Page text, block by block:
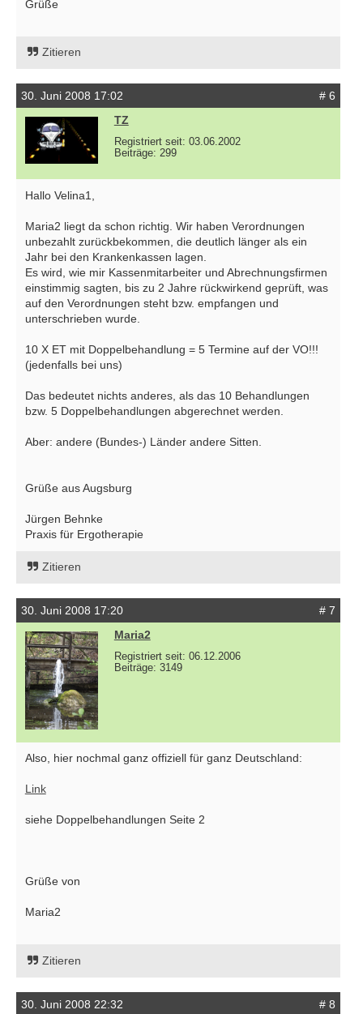
Grüße
Zitieren
30. Juni 2008 17:02
# 6
TZ
Registriert seit: 03.06.2002
Beiträge: 299
Hallo Velina1,
Maria2 liegt da schon richtig. Wir haben Verordnungen
unbezahlt zurückbekommen, die deutlich länger als ein
Jahr bei den Krankenkassen lagen.
Es wird, wie mir Kassenmitarbeiter und Abrechnungsfirmen
einstimmig sagten, bis zu 2 Jahre rückwirkend geprüft, was
auf den Verordnungen steht bzw. empfangen und
unterschrieben wurde.
10 X ET mit Doppelbehandlung = 5 Termine auf der VO!!!
(jedenfalls bei uns)
Das bedeutet nichts anderes, als das 10 Behandlungen
bzw. 5 Doppelbehandlungen abgerechnet werden.
Aber: andere (Bundes-) Länder andere Sitten.
Grüße aus Augsburg
Jürgen Behnke
Praxis für Ergotherapie
Zitieren
30. Juni 2008 17:20
# 7
Maria2
Registriert seit: 06.12.2006
Beiträge: 3149
Also, hier nochmal ganz offiziell für ganz Deutschland:
Link
siehe Doppelbehandlungen Seite 2
Grüße von
Maria2
Zitieren
30. Juni 2008 22:32
# 8